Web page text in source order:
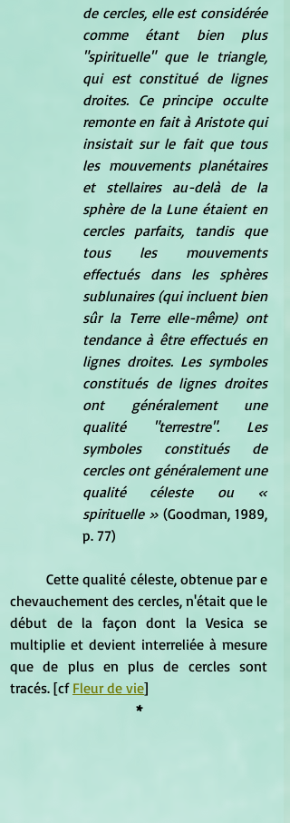
de cercles, elle est considérée
comme étant bien plus
"spirituelle" que le triangle,
qui est constitué de lignes
droites. Ce principe occulte
remonte en fait à Aristote qui
insistait sur le fait que tous
les mouvements planétaires
et stellaires au-delà de la
sphère de la Lune étaient en
cercles parfaits, tandis que
tous les mouvements
effectués dans les sphères
sublunaires (qui incluent bien
sûr la Terre elle-même) ont
tendance à être effectués en
lignes droites. Les symboles
constitués de lignes droites
ont généralement une
qualité "terrestre". Les
symboles constitués de
cercles ont généralement une
qualité céleste ou «
spirituelle » (Goodman, 1989,
p. 77)
	Cette qualité céleste, obtenue par e
chevauchement des cercles, n'était que le
début de la façon dont la Vesica se
multiplie et devient interreliée à mesure
que de plus en plus de cercles sont
tracés. [cf Fleur de vie]
*